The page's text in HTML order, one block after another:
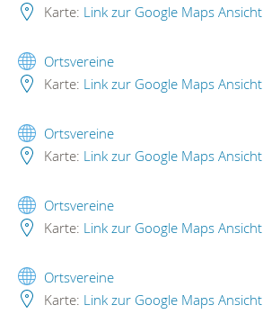
Karte: Link zur Google Maps Ansicht
Ortsvereine
Karte: Link zur Google Maps Ansicht
Ortsvereine
Karte: Link zur Google Maps Ansicht
Ortsvereine
Karte: Link zur Google Maps Ansicht
Ortsvereine
Karte: Link zur Google Maps Ansicht